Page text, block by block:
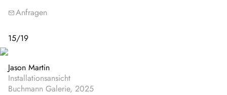
Anfragen
15/19
Jason Martin
Installationsansicht
Buchmann Galerie, 2025